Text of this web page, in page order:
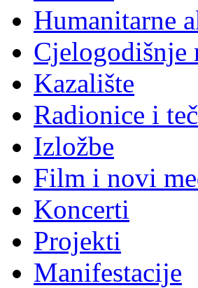
Humanitarne
Cjelogodišnje
Kazalište
Radionice i
Izložbe
Film i novi
Koncerti
Projekti
Manifestacije